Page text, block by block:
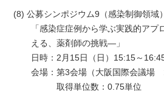
(8) 公募シンポジウム9（感染制御領域）
「感染症症例から学ぶ実践的ア
える、薬剤師の挑戦—」
日時： 2月15日（日）15:15～
会場：第3会場（大阪国際会議場
取得単位数：0.75単位